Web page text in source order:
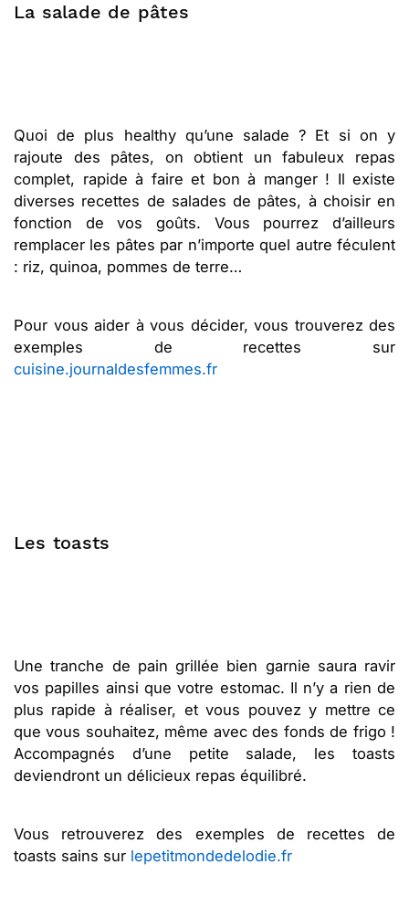
La salade de pâtes
Quoi de plus healthy qu’une salade ? Et si on y
rajoute des pâtes, on obtient un fabuleux repas
complet, rapide à faire et bon à manger ! Il existe
diverses recettes de salades de pâtes, à choisir en
fonction de vos goûts. Vous pourrez d’ailleurs
remplacer les pâtes par n’importe quel autre féculent
: riz, quinoa, pommes de terre…
Pour vous aider à vous décider, vous trouverez des
exemples de recettes sur
cuisine.journaldesfemmes.fr
Les toasts
Une tranche de pain grillée bien garnie saura ravir
vos papilles ainsi que votre estomac. Il n’y a rien de
plus rapide à réaliser, et vous pouvez y mettre ce
que vous souhaitez, même avec des fonds de frigo !
Accompagnés d’une petite salade, les toasts
deviendront un délicieux repas équilibré.
Vous retrouverez des exemples de recettes de
toasts sains sur lepetitmondedelodie.fr